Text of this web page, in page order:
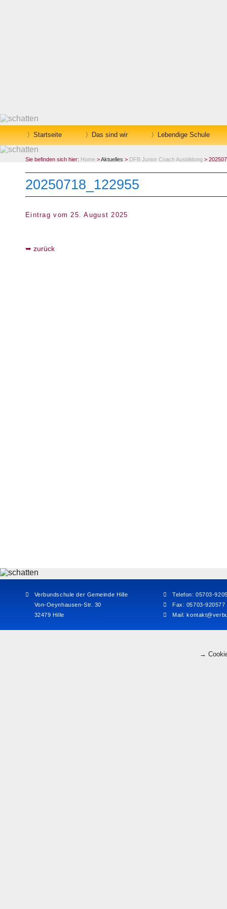
Startseite Das sind wir Lebendige Schule
Sie befinden sich hier: Home >Aktuelles > DFB Junior Coach Ausbildung >
20250718_122955
Eintrag vom 25. August 2025
zurück
Verbundschule der Gemeinde Hille
Von-Oeynhausen-Str. 30
32479 Hille
Telefon: 05703-
Fax: 05703-920577
Mail:
→